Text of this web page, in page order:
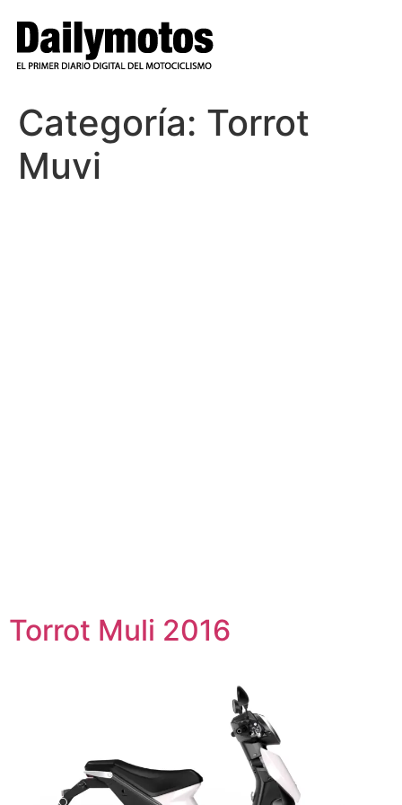
contenido
Categoría: Torrot
Muvi
Torrot Muli 2016